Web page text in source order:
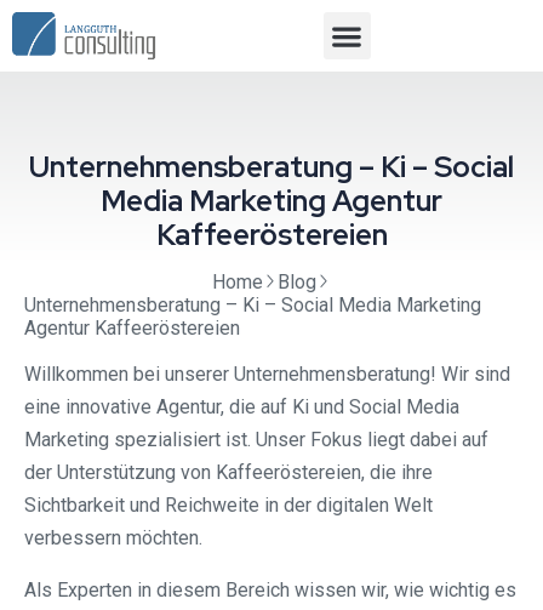
Unternehmensberatung – Ki – Social
Media Marketing Agentur
Kaffeeröstereien
Home
Blog
Unternehmensberatung – Ki – Social Media Marketing
Agentur Kaffeeröstereien
Willkommen bei unserer Unternehmensberatung! Wir sind
eine innovative Agentur, die auf Ki und Social Media
Marketing spezialisiert ist. Unser Fokus liegt dabei auf
der Unterstützung von Kaffeeröstereien, die ihre
Sichtbarkeit und Reichweite in der digitalen Welt
verbessern möchten.
Als Experten in diesem Bereich wissen wir, wie wichtig es